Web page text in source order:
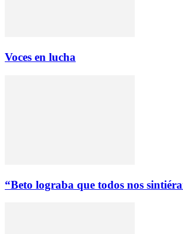
Voces en lucha
“Beto lograba que todos nos